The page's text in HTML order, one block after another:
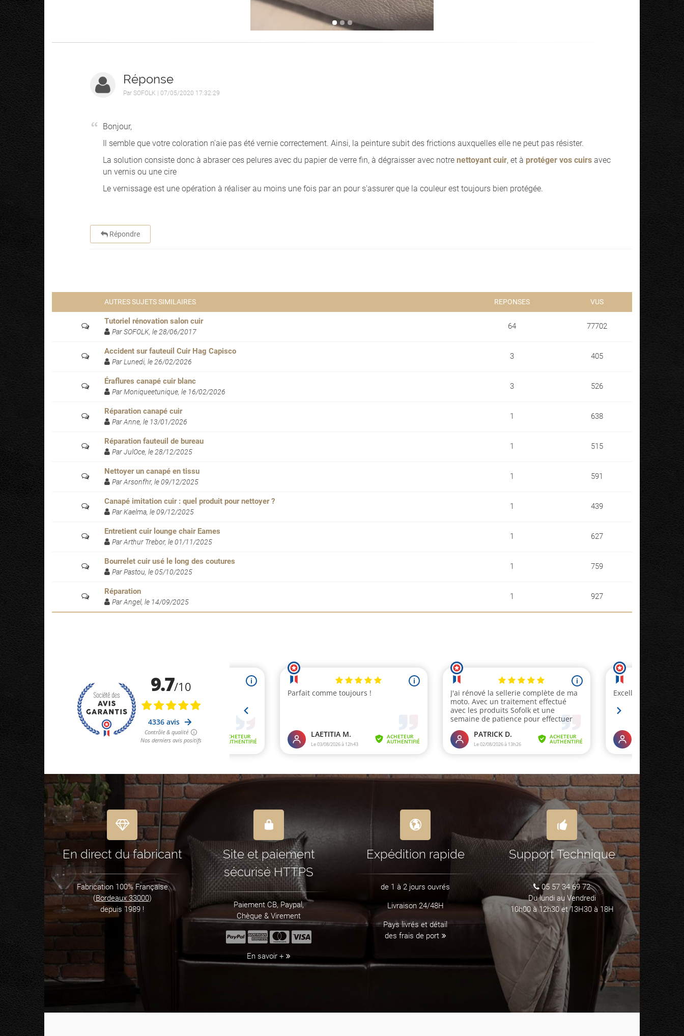
Réponse
Par SOFOLK | 07/05/2020 17:32:29
Bonjour,
Il semble que votre coloration n'aie pas été vernie correctement. Ainsi, la peinture subit des frictions auxquelles elle ne peut pas résister.
La solution consiste donc à abraser ces pelures avec du papier de verre fin, à dégraisser avec notre nettoyant cuir, et à protéger vos cuirs avec
un vernis ou une cire
Le vernissage est une opération à réaliser au moins une fois par an pour s'assurer que la couleur est toujours bien protégée.
Répondre
AUTRES SUJETS SIMILAIRES REPONSES VUS
Tutoriel rénovation salon cuir
Par SOFOLK, le 28/06/2017
64 77702
Accident sur fauteuil Cuir Hag Capisco
Par Lunedi, le 26/02/2026
3 405
Éraflures canapé cuir blanc
Par Moniqueetunique, le 16/02/2026
3 526
Réparation canapé cuir
Par Anne, le 13/01/2026
1 638
Réparation fauteuil de bureau
Par JulOce, le 28/12/2025
1 515
Nettoyer un canapé en tissu
Par Arsonfhr, le 09/12/2025
1 591
Canapé imitation cuir : quel produit pour nettoyer ?
Par Kaelma, le 09/12/2025
1 439
Entretient cuir lounge chair Eames
Par Arthur Trebor, le 01/11/2025
1 627
Bourrelet cuir usé le long des coutures
Par Pastou, le 05/10/2025
1 759
Réparation
Par Angel, le 14/09/2025
1 927
En direct du fabricant
Fabrication 100% Française
(Bordeaux 33000)
depuis 1989 !
Site et paiement
sécurisé HTTPS
Paiement CB, Paypal,
Chèque & Virement
En savoir +
Expédition rapide
de 1 à 2 jours ouvrés
Livraison 24/48H
Pays livrés et détail
des frais de port
Support Technique
05 57 34 69 72
Du lundi au Vendredi
10h00 à 12h30 et 13H30 à 18H